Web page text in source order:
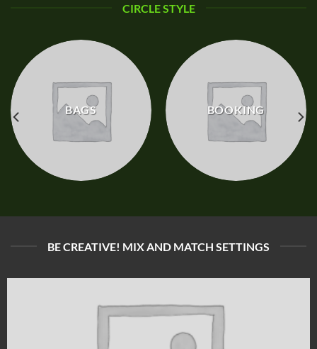
CIRCLE STYLE
BAGS BOOKING
BE CREATIVE! MIX AND MATCH SETTINGS